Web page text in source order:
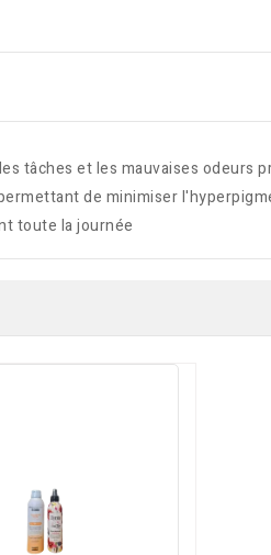
tâches et les mauvaises odeurs
de minimiser
toute la journée